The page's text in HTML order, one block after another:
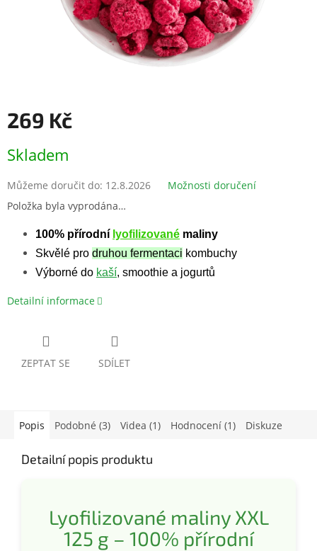
269 Kč
cena:
Skladem
Můžeme doručit do: 12.8.2026
Možnosti doručení
Položka byla vyprodána…
100% přírodní lyofilizované maliny
Skvělé pro druhou fermentaci kombuchy
Výborné do kaší, smoothie a jogurtů
Detailní informace
ZEPTAT SE SDÍLET
Popis Podobné (3) Videa (1) Hodnocení (1) Diskuze
Detailní popis produktu
Lyofilizované maliny XXL
125 g – 100% přírodní